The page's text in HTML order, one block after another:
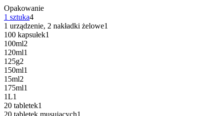
Opakowanie
1 sztuka4
1 urządzenie, 2 nakładki żelowe1
100 kapsułek1
100ml2
120ml1
125g2
150ml1
15ml2
175ml1
1L1
20 tabletek1
20 tabletek musujących1